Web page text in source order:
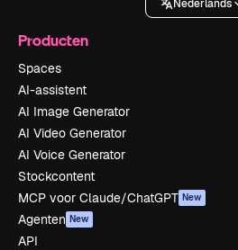
Nederlands
Producten
Spaces
AI-assistent
AI Image Generator
AI Video Generator
AI Voice Generator
Stockcontent
MCP voor Claude/ChatGPT New
Agenten New
API